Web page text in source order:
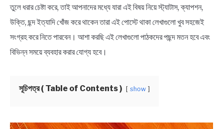
EDUCATIONAL
BENGALI WISHES
Status
তুলে ধরার চেষ্টা করে, তাই আপনাদের মধ্যে যারা এই বিষয় নিয়ে স্ট্যাটাস, ক্যাপশন,
উক্তি, ছন্দ ইত্যাদি খোঁজ করে থাকেন তারা এই পোস্টে থাকা লেখাগুলো খুব সহজেই
সংগ্রহ করে নিতে পারবেন। আশা করছি এই লেখাগুলো পাঠকদের পছন্দ মতন হবে এবং
বিভিন্ন সময়ে ব্যবহার করার যোগ্য হবে।
সূচিপত্র ( Table of Contents ) show